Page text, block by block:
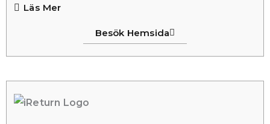
Läs Mer
Besök Hemsida